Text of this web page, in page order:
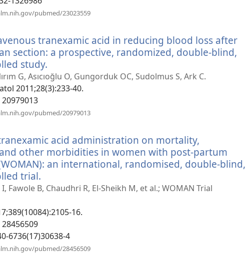
pubmed/23023559
tranexamic acid in reducing blood loss after
section: a prospective, randomized, double-blind,
study.
neues
Fenster)
G, Asıcıoğlu O, Gungorduk OC, Sudolmus S, Ark C.
2011;28(3):233-40.
pubmed/20979013
acid administration on mortality,
other morbidities in women with post-partum
an international, randomised, double-blind,
trial.
neues
Fawole B, Chaudhri R, El-Sheikh M, et al.; WOMAN Trial
16.
6736(17)30638-4
pubmed/28456509